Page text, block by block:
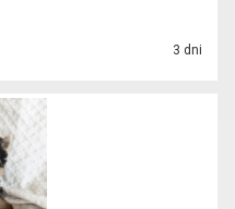
3 dni